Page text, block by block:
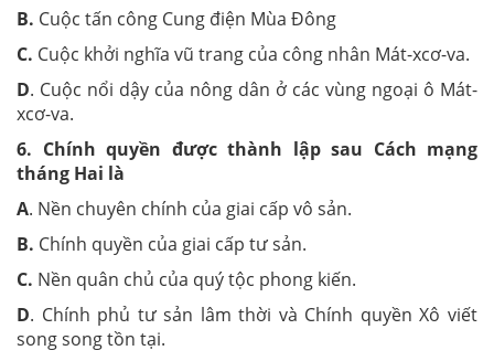
B. Cuộc tấn công Cung điện Mùa Đông
C. Cuộc khởi nghĩa vũ trang của công nhân Mát-xcơ-va.
D. Cuộc nổi dậy của nông dân ở các vùng ngoại ô Mát-
xcơ-va.
6. Chính quyền được thành lập sau Cách mạng
tháng Hai là
A. Nền chuyên chính của giai cấp vô sản.
B. Chính quyền của giai cấp tư sản.
C. Nền quân chủ của quý tộc phong kiến.
D. Chính phủ tư sản lâm thời và Chính quyền Xô viết
song song tồn tại.